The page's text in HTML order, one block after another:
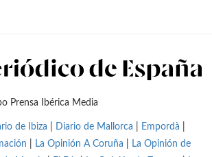
Prensa Ibérica Media
de Ibiza Diario de Mallorca Empordà
La Opinión A Coruña
La Opinión de